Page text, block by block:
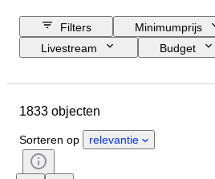
Filters
Minimumprijs
Livestream
Budget
Land van herkomst
Geslacht
Conditie
Stijl
Kleur
Maat op het artikel
1833 objecten
Sorteren op relevantie